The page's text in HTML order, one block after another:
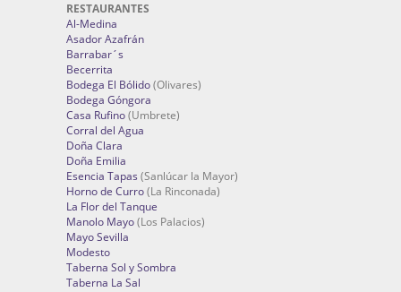
RESTAURANTES
Al-Medina
Asador Azafrán
Barrabar´s
Becerrita
Bodega El Bólido(Olivares)
Bodega Góngora
Casa Rufino(Umbrete)
Corral del Agua
Doña Clara
Doña Emilia
Esencia Tapas (Sanlúcar la Mayor)
Horno de Curro(La Rinconada)
La Flor del Tanque
Manolo Mayo(Los Palacios)
Mayo Sevilla
Modesto
Taberna Sol y Sombra
Taberna La Sal